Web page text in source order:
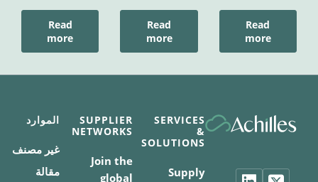
Read
more
Read
more
Read
more
SERVICES
&
SOLUTIONS
Supply
SUPPLIER
NETWORKS
Join the
global
الموارد
غير مصنف
مقالة